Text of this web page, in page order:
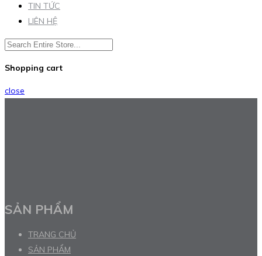
TIN TỨC
LIÊN HỆ
Shopping cart
close
SẢN PHẨM
TRANG CHỦ
SẢN PHẨM